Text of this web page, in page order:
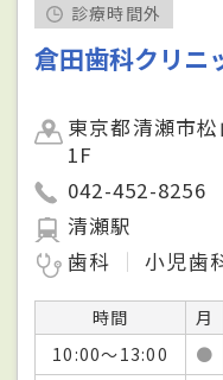
診療時間外
倉田歯科クリニ
東京都清瀬市
1F
042-452-8256
清瀬駅
歯科
小児歯
時間 月
10:00～13:00
●